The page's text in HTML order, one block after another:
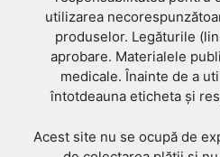
utilizarea
produselor. Legăturile
aprobare. Materialele
medicale. Înainte de a
întotdeauna eticheta și
Acest site nu se ocupă de